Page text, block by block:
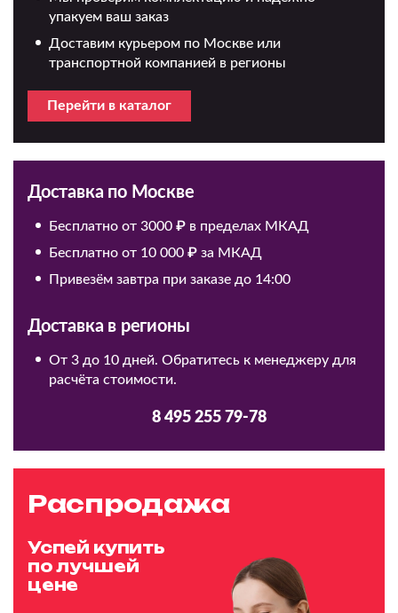
упакуем ваш заказ
Доставим курьером по Москве или
транспортной компанией в регионы
Перейти в каталог
Доставка по Москве
Бесплатно от 3000 ₽ в пределах МКАД
Бесплатно от 10 000 ₽ за МКАД
Привезём завтра при заказе до 14:00
Доставка в регионы
От 3 до 10 дней. Обратитесь к менеджеру для
расчёта стоимости.
8 495 255 79-78
Распродажа
Успей купить
по лучшей
цене